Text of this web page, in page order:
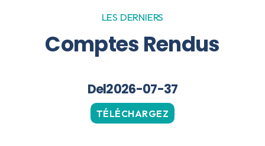
LES DERNIERS
Comptes Rendus
Del2026-07-37
TÉLÉCHARGEZ